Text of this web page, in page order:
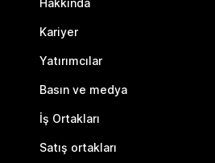
Hakkında
Kariyer
Yatırımcılar
Basın ve medya
İş Ortakları
Satış ortakları